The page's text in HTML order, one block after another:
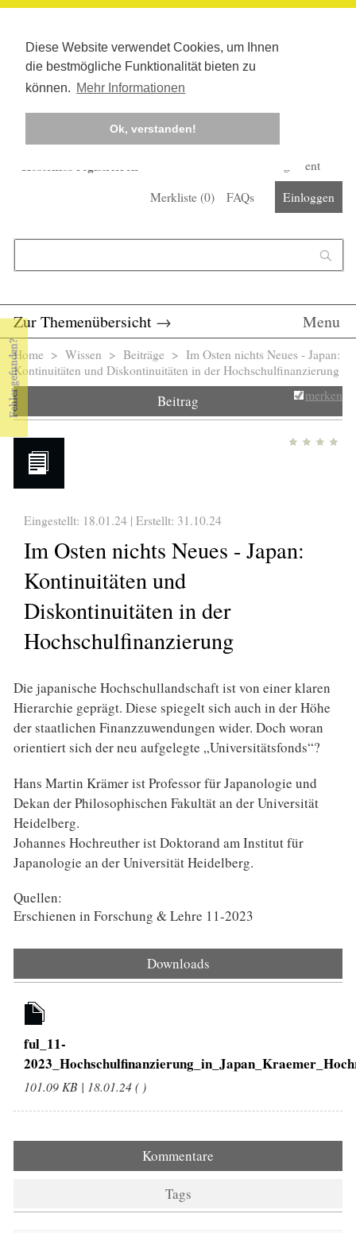
Diese Website verwendet Cookies, um Ihnen
die bestmögliche Funktionalität bieten zu
können. Mehr Informationen
Ok, verstanden!
Kostenlos registrieren
Corona-Management
Merkliste (0) FAQs Einloggen
Zur Themenübersicht → Menu
Sie sind hier
Home > Wissen > Beiträge > Im Osten nichts Neues - Japan:
Kontinuitäten und Diskontinuitäten in der Hochschulfinanzierung
Beitrag merken
Eingestellt: 18.01.24 | Erstellt: 31.10.24
Im Osten nichts Neues - Japan:
Kontinuitäten und
Diskontinuitäten in der
Hochschulfinanzierung
Die japanische Hochschullandschaft ist von einer klaren
Hierarchie geprägt. Diese spiegelt sich auch in der Höhe
der staatlichen Finanzzuwendungen wider. Doch woran
orientiert sich der neu aufgelegte „Universitätsfonds“?
Hans Martin Krämer ist Professor für Japanologie und
Dekan der Philosophischen Fakultät an der Universität
Heidelberg.
Johannes Hochreuther ist Doktorand am Institut für
Japanologie an der Universität Heidelberg.
Quellen:
Erschienen in Forschung & Lehre 11-2023
Downloads
ful_11-
101.09 KB | 18.01.24 ( )
Kommentare
Tags